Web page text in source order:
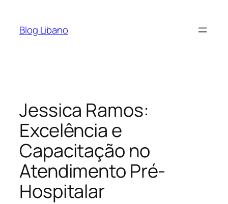
Blog Libano
Jessica Ramos:
Excelência e
Capacitação no
Atendimento Pré-
Hospitalar